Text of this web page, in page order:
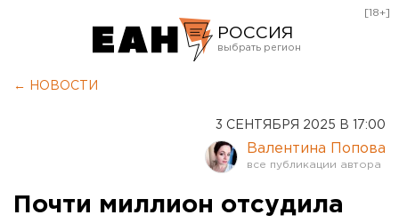
РОССИЯ
Курган
Оренбург
[18+]
← НОВОСТИ
3 СЕНТЯБРЯ 2025 В 17:00
Валентина Попова
Почти миллион отсудила